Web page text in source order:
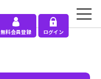
無料会員登録 ログイン